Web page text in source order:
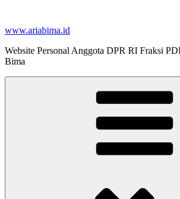
content
www.ariabima.id
Website Personal Anggota DPR RI Fraksi
Bima